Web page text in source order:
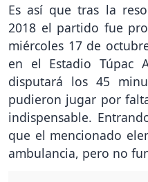
Es así que tras la
2018 el partido fue
miércoles 17 de
en el Estadio Túpac
disputará los 45
pudieron jugar por
indispensable.
que el mencionado
ambulancia, pero no